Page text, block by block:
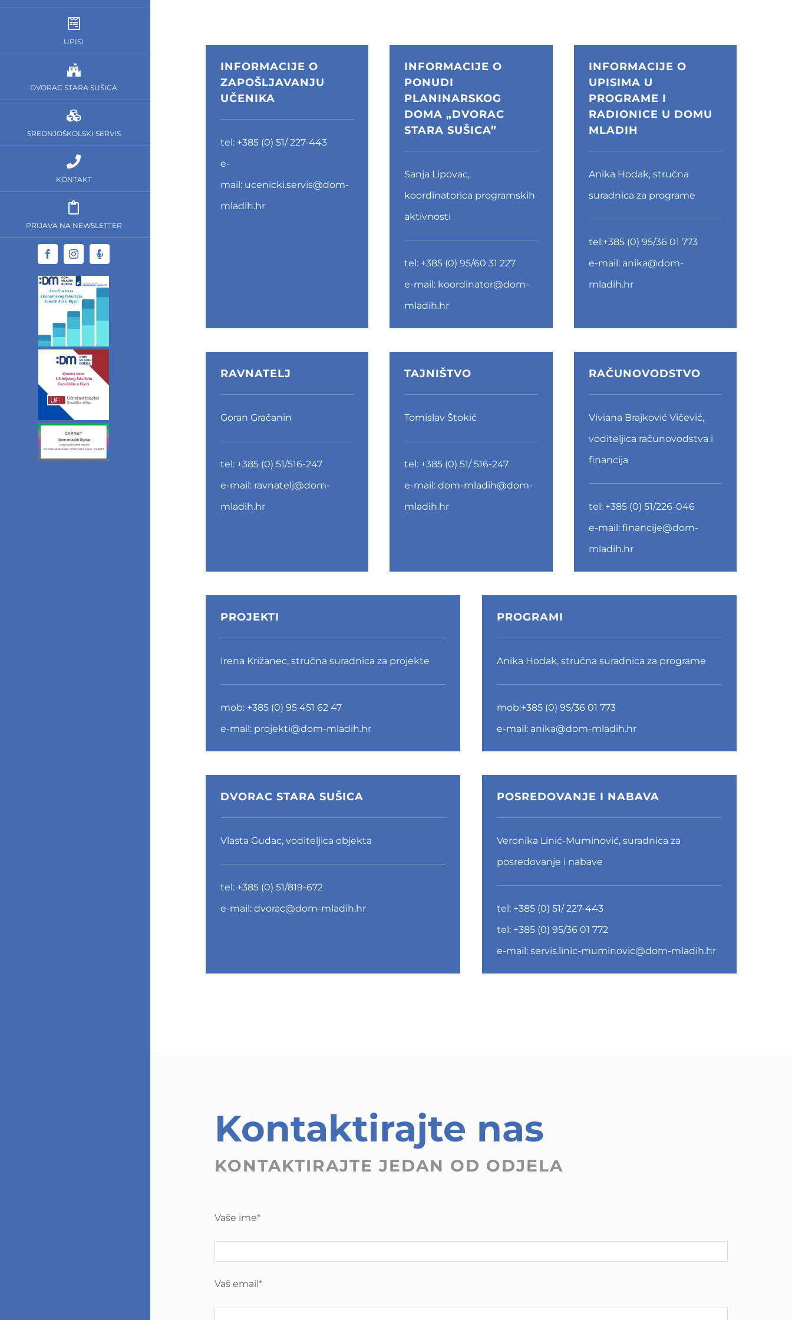
UPISI
DVORAC STARA SUŠICA
SREDNJOŠKOLSKI SERVIS
KONTAKT
PRIJAVA NA NEWSLETTER
FacebookInstagramDom
mladih
Radio
INFORMACIJE O
ZAPOŠLJAVANJU
UČENIKA
tel: +385 (0) 51/ 227-443
e-
mail: ucenicki.servis@dom-
mladih.hr
INFORMACIJE O
PONUDI
PLANINARSKOG
DOMA „DVORAC
STARA SUŠICA”
Sanja Lipovac,
koordinatorica programskih
aktivnosti
tel: +385 (0) 95/60 31 227
e-mail: koordinator@dom-
mladih.hr
INFORMACIJE O
UPISIMA U
PROGRAME I
RADIONICE U DOMU
MLADIH
Anika Hodak, stručna
suradnica za programe
tel:+385 (0) 95/36 01 773
e-mail: anika@dom-
mladih.hr
RAVNATELJ
Goran Gračanin
tel: +385 (0) 51/516-247
e-mail: ravnatelj@dom-
mladih.hr
TAJNIŠTVO
Tomislav Štokić
tel: +385 (0) 51/ 516-247
e-mail:dom-mladih@dom-
mladih.hr
RAČUNOVODSTVO
Viviana Brajković Vičević,
voditeljica računovodstva i
financija
tel: +385 (0) 51/226-046
e-mail: financije@dom-
mladih.hr
PROJEKTI
Irena Križanec, stručna suradnica za projekte
mob: +385 (0) 95 451 62 47
e-mail: projekti@dom-mladih.hr
PROGRAMI
Anika Hodak, stručna suradnica za programe
mob:+385 (0) 95/36 01 773
e-mail: anika@dom-mladih.hr
DVORAC STARA SUŠICA
Vlasta Gudac, voditeljica objekta
tel: +385 (0) 51/819-672
e-mail: dvorac@dom-mladih.hr
POSREDOVANJE I NABAVA
Veronika Linić-Muminović, suradnica za
posredovanje i nabave
tel: +385 (0) 51/ 227-443
tel: +385 (0) 95/36 01 772
e-mail: servis.linic-muminovic@dom-mladih.hr
Kontaktirajte nas
KONTAKTIRAJTE JEDAN OD ODJELA
Vaše ime*
Vaš email*